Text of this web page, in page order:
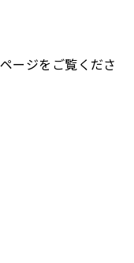
ージをご覧くださ